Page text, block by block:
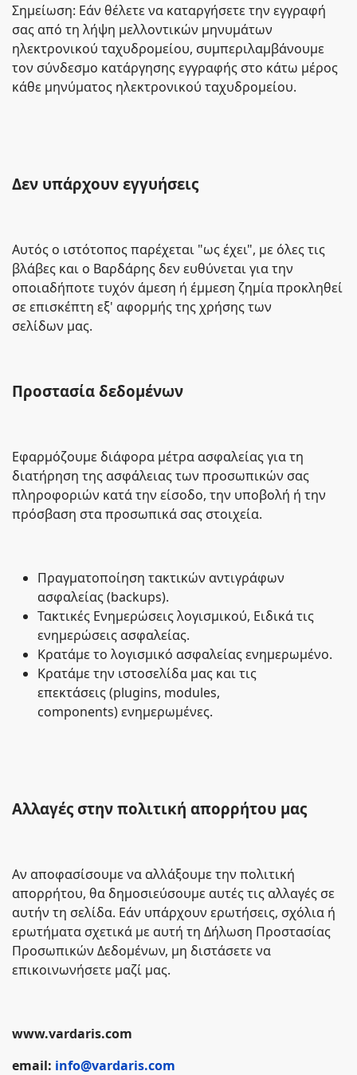
Σημείωση: Εάν θέλετε να καταργήσετε την εγγραφή
σας από τη λήψη μελλοντικών μηνυμάτων
ηλεκτρονικού ταχυδρομείου, συμπεριλαμβάνουμε
τον σύνδεσμο κατάργησης εγγραφής στο κάτω μέρος
κάθε μηνύματος ηλεκτρονικού ταχυδρομείου.
Δεν υπάρχουν εγγυήσεις
Αυτός ο ιστότοπος παρέχεται "ως έχει", με όλες τις
βλάβες και ο Βαρδάρης δεν ευθύνεται για την
οποιαδήποτε τυχόν άμεση ή έμμεση ζημία προκληθεί
σε επισκέπτη εξ' αφορμής της χρήσης των
σελίδων μας.
Προστασία δεδομένων
Εφαρμόζουμε διάφορα μέτρα ασφαλείας για τη
διατήρηση της ασφάλειας των προσωπικών σας
πληροφοριών κατά την είσοδο, την υποβολή ή την
πρόσβαση στα προσωπικά σας στοιχεία.
Πραγματοποίηση τακτικών αντιγράφων
ασφαλείας (backups).
Τακτικές Ενημερώσεις λογισμικού, Ειδικά τις
ενημερώσεις ασφαλείας.
Κρατάμε το λογισμικό ασφαλείας ενημερωμένο.
Κρατάμε την ιστοσελίδα μας και τις
επεκτάσεις (plugins, modules,
components) ενημερωμένες.
Αλλαγές στην πολιτική απορρήτου μας
Αν αποφασίσουμε να αλλάξουμε την πολιτική
απορρήτου, θα δημοσιεύσουμε αυτές τις αλλαγές σε
αυτήν τη σελίδα. Εάν υπάρχουν ερωτήσεις, σχόλια ή
ερωτήματα σχετικά με αυτή τη Δήλωση Προστασίας
Προσωπικών Δεδομένων, μη διστάσετε να
επικοινωνήσετε μαζί μας.
www.vardaris.com
email: info@vardaris.com